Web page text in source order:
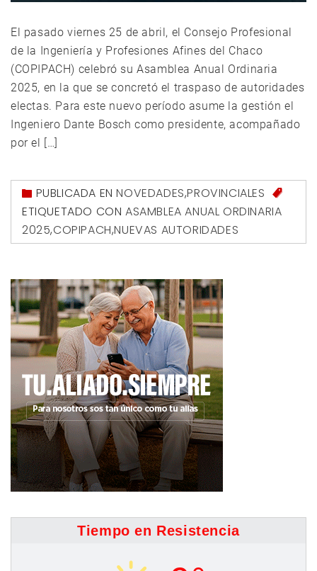
El pasado viernes 25 de abril, el Consejo Profesional
de la Ingeniería y Profesiones Afines del Chaco
(COPIPACH) celebró su Asamblea Anual Ordinaria
2025, en la que se concretó el traspaso de autoridades
electas. Para este nuevo período asume la gestión el
Ingeniero Dante Bosch como presidente, acompañado
por el […]
PUBLICADA ENNOVEDADES,PROVINCIALES
ETIQUETADO CON ASAMBLEA ANUAL ORDINARIA
2025,COPIPACH,NUEVAS AUTORIDADES
Tiempo en Resistencia